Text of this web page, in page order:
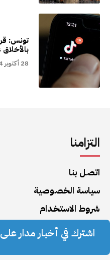
تونس:
28 أكتوبر 2024، 12:38 مساءً
التزامنا
اتصل بنا
سياسة الخصوصية
شروط الاستخدام
اشترك في أخبار مدار على